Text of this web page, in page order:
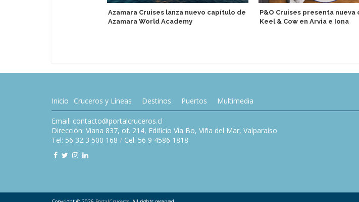
Azamara Cruises lanza nuevo capítulo de
Azamara World Academy
P&O Cruises presenta nueva
Keel & Cow en Arvia e Iona
Inicio Cruceros y Líneas Destinos Puertos Multimedia
Email: contacto@portalcruceros.cl
Dirección: Viana 837, of. 214, Edificio Vía Bo, Viña del Mar, Valparaíso
Tel: 56 32 3 500 168 / Cel: 56 9 4586 1818